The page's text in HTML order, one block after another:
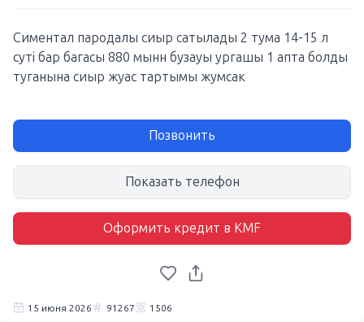
Симентал пародалы сиыр сатылады 2 тума 14-15 л
суті бар багасы 880 мынн бузауы ургашы 1 апта болды
туганына сиыр жуас тартымы жумсак
Позвонить
Показать телефон
Оформить кредит в KMF
15 июня 2026 91267 1506